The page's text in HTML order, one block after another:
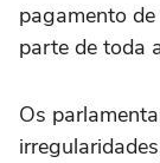
pagamento
parte de toda
Os